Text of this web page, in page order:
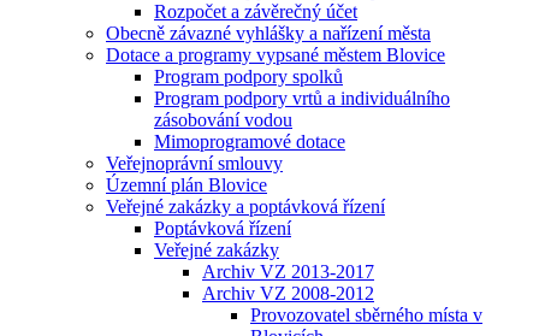
Rozpočet a závěrečný účet
Obecně závazné vyhlášky a nařízení města
Dotace a programy vypsané městem Blovice
Program podpory spolků
Program podpory vrtů a individuálního
zásobování vodou
Mimoprogramové dotace
Veřejnoprávní smlouvy
Územní plán Blovice
Veřejné zakázky a poptávková řízení
Poptávková řízení
Veřejné zakázky
Archiv VZ 2013-2017
Archiv VZ 2008-2012
Provozovatel sběrného místa v